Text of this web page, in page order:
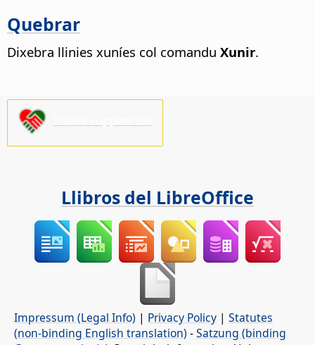
Quebrar
Dixebra llinies xuníes col comandu Xunir.
Llibros del LibreOffice
Impressum (Legal Info) | Privacy Policy | Statutes
(non-binding English translation) -Satzung (binding